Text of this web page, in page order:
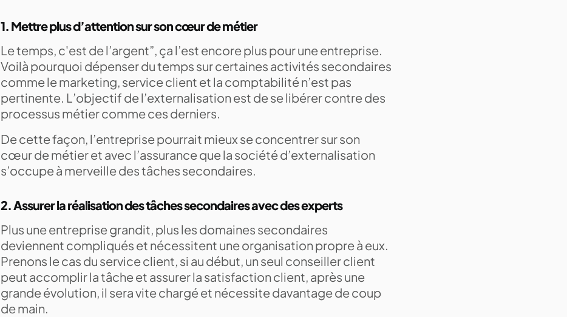
1. Mettre plus d’attention sur son cœur de métier
Le temps, c'est de l’argent”, ça l’est encore plus pour une entreprise.
Voilà pourquoi dépenser du temps sur certaines activités secondaires
comme le marketing, service client et la comptabilité n’est pas
pertinente. L’objectif de l’externalisation est de se libérer contre des
processus métier comme ces derniers.
De cette façon, l’entreprise pourrait mieux se concentrer sur son
cœur de métier et avec l’assurance que la société d’externalisation
s’occupe à merveille des tâches secondaires.
2. Assurer la réalisation des tâches secondaires avec des experts
Plus une entreprise grandit, plus les domaines secondaires
deviennent compliqués et nécessitent une organisation propre à eux.
Prenons le cas du service client, si au début, un seul conseiller client
peut accomplir la tâche et assurer la satisfaction client, après une
grande évolution, il sera vite chargé et nécessite davantage de coup
de main.